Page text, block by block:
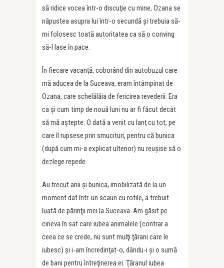
să ridice vocea într-o discuţie cu mine, Ozana se
năpustea asupra lui într-o secundă şi trebuia să-
mi folosesc toată autoritatea ca să o conving
să-l lase în pace.
În fiecare vacanţă, coborând din autobuzul care
mă aducea de la Suceava, eram întâmpinat de
Ozana, care schelălăia de fericirea revederii. Era
ca şi cum timp de nouă luni nu ar fi făcut decât
să mă aştepte. O dată a venit cu lanţ cu tot, pe
care îl rupsese prin smucituri, pentru că bunica
(după cum mi-a explicat ulterior) nu reuşise să o
dezlege repede.
Au trecut anii şi bunica, imobilizată de la un
moment dat într-un scaun cu rotile, a trebuit
luată de părinţii mei la Suceava. Am găsit pe
cineva în sat care iubea animalele (contrar a
ceea ce se crede, nu sunt mulţi ţărani care le
iubesc) şi i-am încredinţat-o, dându-i şi o sumă
de bani pentru întreţinerea ei. Ţăranul iubea